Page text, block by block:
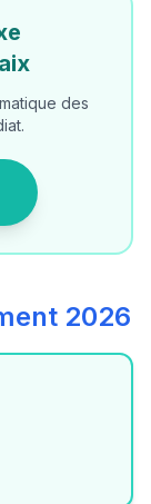
des
2026